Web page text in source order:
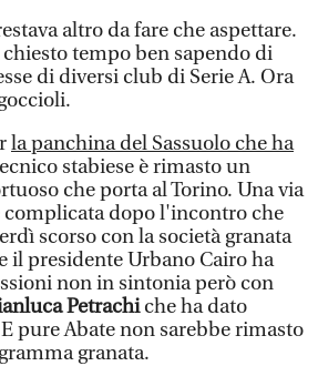
altro da fare che aspettare.
tempo ben sapendo di
di diversi club di Serie A. Ora
la panchina del Sassuolo che ha
stabiese è rimasto un
che porta al Torino. Una via
complicata dopo l'incontro che
scorso con la società granata
il presidente Urbano Cairo ha
non in sintonia però con
Petrachiche ha dato
pure Abate non sarebbe rimasto
granata.